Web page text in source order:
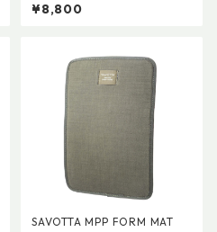
¥8,800
SAVOTTA MPP FORM MAT